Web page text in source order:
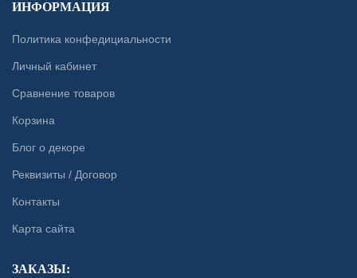
ИНФОРМАЦИЯ
Политика конфедициальности
Личный кабинет
Сравнение товаров
Корзина
Блог о декоре
Реквизиты / Договор
Контакты
Карта сайта
ЗАКАЗЫ: